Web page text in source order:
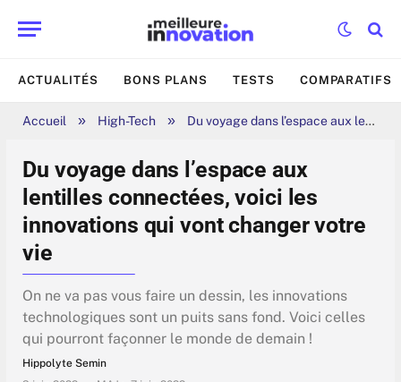
ACTUALITÉS BONS PLANS TESTS COMPARATIFS
Accueil » High-Tech » Du voyage dans l’espace aux lentilles connectées, voici les innovations qui vont changer votre vie
Du voyage dans l’espace aux
lentilles connectées, voici les
innovations qui vont changer votre
vie
On ne va pas vous faire un dessin, les innovations
technologiques sont un puits sans fond. Voici celles
qui pourront façonner le monde de demain !
Hippolyte Semin